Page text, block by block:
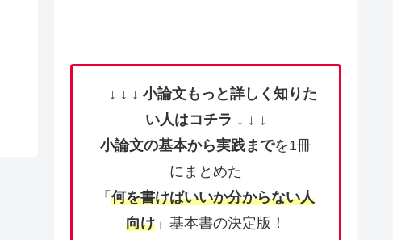
↓ ↓ ↓ 小論文もっと詳しく知りた
い人はコチラ ↓ ↓ ↓
小論文の基本から実践までを1冊
にまとめた
「 何を書けばいいか分からない人
向け 」基本書の決定版！